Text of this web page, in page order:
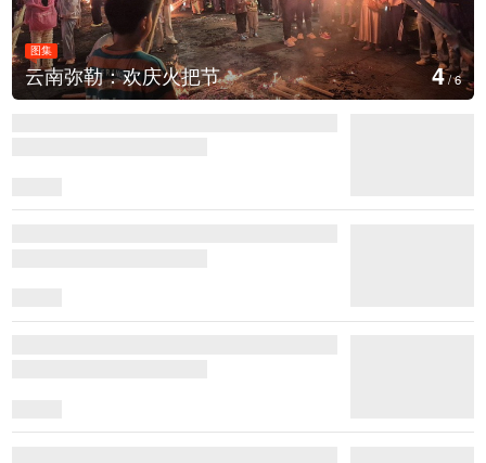
图集
江西铅山：千灯点亮葛仙村 5/6